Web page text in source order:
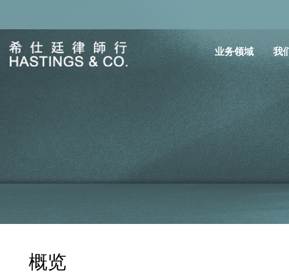
业务领域 我
概览